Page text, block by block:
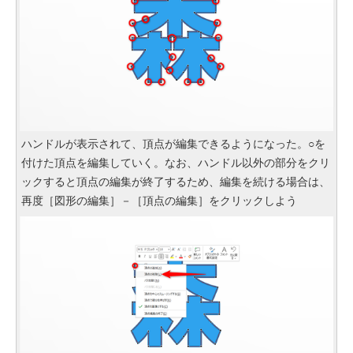
ハンドルが表示されて、頂点が編集できるようになった。○を
付けた頂点を編集していく。なお、ハンドル以外の部分をクリ
ックすると頂点の編集が終了するため、編集を続ける場合は、
再度［図形の編集］－［頂点の編集］をクリックしよう